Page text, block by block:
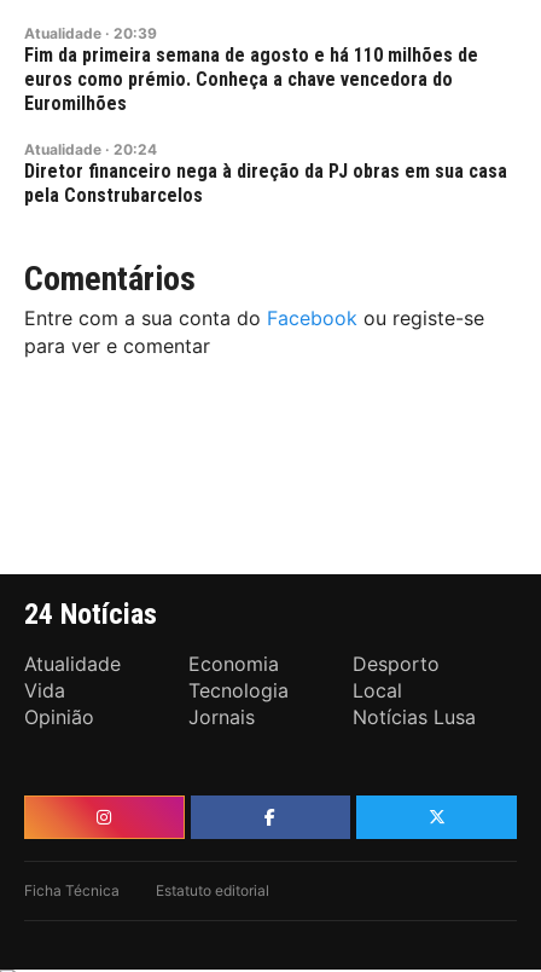
Atualidade · 20:39
Fim da primeira semana de agosto e há 110 milhões de
euros como prémio. Conheça a chave vencedora do
Euromilhões
Atualidade · 20:24
Diretor financeiro nega à direção da PJ obras em sua casa
pela Construbarcelos
Comentários
Entre com a sua conta do Facebook ou registe-se
para ver e comentar
24 Notícias
Atualidade Economia
Desporto
Vida
Tecnologia
Local
Opinião
Jornais Notícias Lusa
Ficha Técnica Estatuto editorial